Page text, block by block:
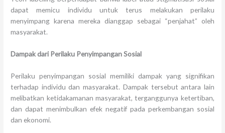
dapat memicu individu untuk terus melakukan perilaku
menyimpang karena mereka dianggap sebagai “penjahat” oleh
masyarakat.
Dampak dari Perilaku Penyimpangan Sosial
Perilaku penyimpangan sosial memiliki dampak yang signifikan
terhadap individu dan masyarakat. Dampak tersebut antara lain
melibatkan ketidakamanan masyarakat, terganggunya ketertiban,
dan dapat menimbulkan efek negatif pada perkembangan sosial
dan ekonomi.